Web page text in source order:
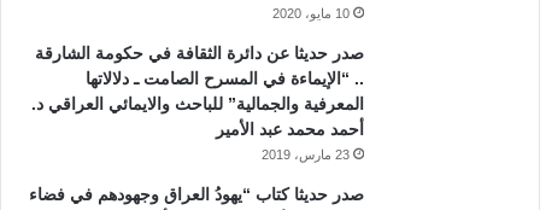
10 مايو، 2020
صدر حديثا عن دائرة الثقافة في حكومة الشارقة
.. “الإيماءة في المسرح الصامت ـ دلالاتها
المعرفية والجمالية” للباحث والايمائي العراقي د.
أحمد محمد عبد الأمير
23 مارس، 2019
صدر حديثا كتاب “يهودُ العراق وجهودهم في فضاء